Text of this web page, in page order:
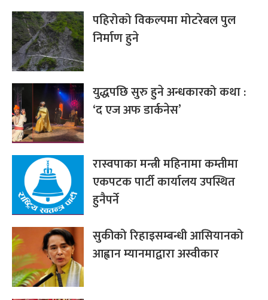
पहिरोको विकल्पमा मोटरेबल पुल
निर्माण हुने
युद्धपछि सुरु हुने अन्धकारको कथा :
‘द एज अफ डार्कनेस’
रास्वपाका मन्त्री महिनामा कम्तीमा
एकपटक पार्टी कार्यालय उपस्थित
हुनैपर्ने
सुकीको रिहाइसम्बन्धी आसियानको
आह्वान म्यानमाद्वारा अस्वीकार